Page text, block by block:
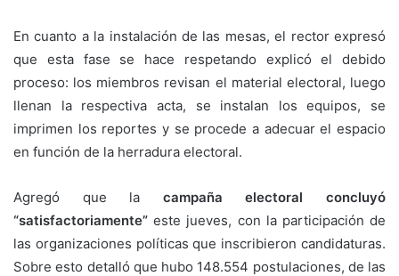
En cuanto a la instalación de las mesas, el rector expresó
que esta fase se hace respetando explicó el debido
proceso: los miembros revisan el material electoral, luego
llenan la respectiva acta, se instalan los equipos, se
imprimen los reportes y se procede a adecuar el espacio
en función de la herradura electoral.
Agregó que la campaña electoral concluyó
“satisfactoriamente” este jueves, con la participación de
las organizaciones políticas que inscribieron candidaturas.
Sobre esto detalló que hubo 148.554 postulaciones, de las